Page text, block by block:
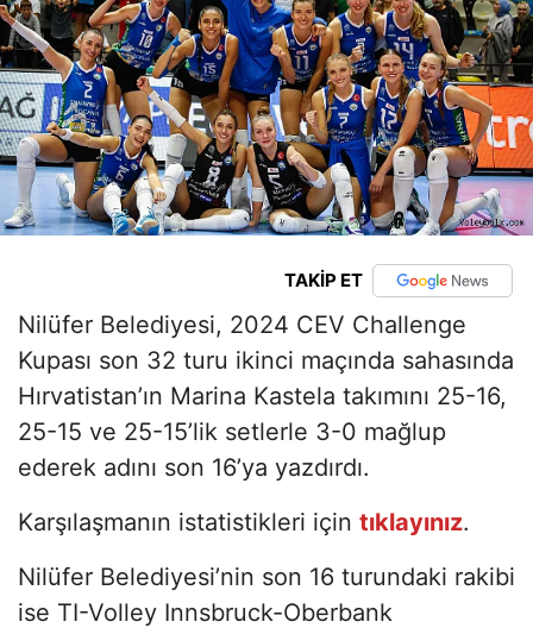
TAKİP ET
Nilüfer Belediyesi, 2024 CEV Challenge
Kupası son 32 turu ikinci maçında sahasında
Hırvatistan’ın Marina Kastela takımını 25-16,
25-15 ve 25-15’lik setlerle 3-0 mağlup
ederek adını son 16’ya yazdırdı.
Karşılaşmanın istatistikleri için tıklayınız.
Nilüfer Belediyesi’nin son 16 turundaki rakibi
ise TI-Volley Innsbruck-Oberbank